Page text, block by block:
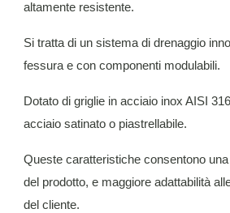
altamente resistente.
Si tratta di un sistema di drenaggio
fessura e con componenti modulabili.
Dotato di griglie in acciaio inox AISI
acciaio satinato o piastrellabile.
Queste caratteristiche consentono
del prodotto, e maggiore adattabilità
del cliente.